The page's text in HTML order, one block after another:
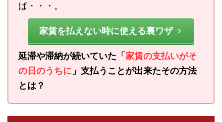
ば・・・。
家賃を払えない時に使える裏ワザ
延滞や滞納が続いていた「 家賃の支払いがそ
の日のうちに 」支払うことが出来たその方法
とは？